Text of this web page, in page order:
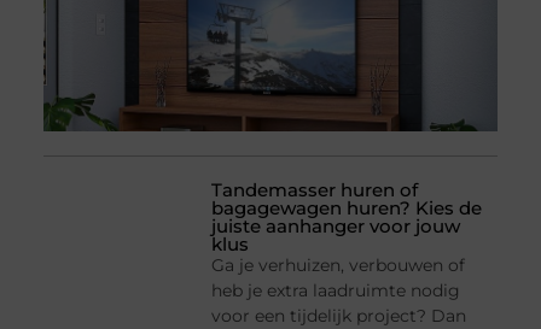
Tandemasser huren of
bagagewagen huren? Kies de
juiste aanhanger voor jouw
klus
Ga je verhuizen, verbouwen of
heb je extra laadruimte nodig
voor een tijdelijk project? Dan